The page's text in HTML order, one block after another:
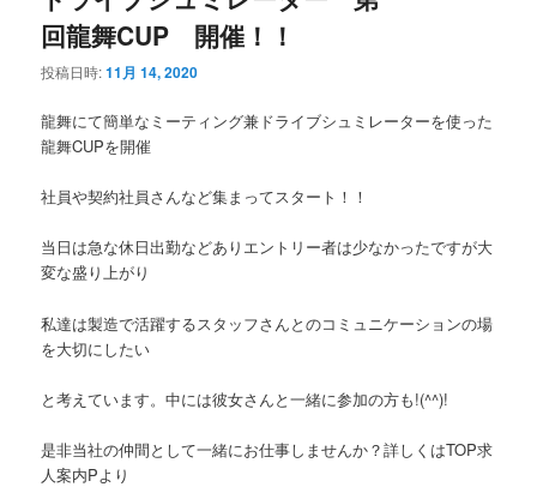
回龍舞CUP 開催！！
投稿日時:11月 14, 2020
龍舞にて簡単なミーティング兼ドライブシュミレーターを使った
龍舞CUPを開催
社員や契約社員さんなど集まってスタート！！
当日は急な休日出勤などありエントリー者は少なかったですが大
変な盛り上がり
私達は製造で活躍するスタッフさんとのコミュニケーションの場
を大切にしたい
と考えています。中には彼女さんと一緒に参加の方も!(^^)!
是非当社の仲間として一緒にお仕事しませんか？詳しくはTOP求
人案内Pより